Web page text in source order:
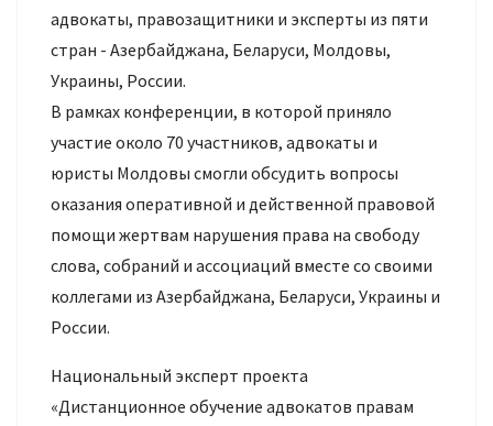
адвокаты, правозащитники и эксперты из пяти
стран - Азербайджана, Беларуси, Молдовы,
Украины, России.
В рамках конференции, в которой приняло
участие около 70 участников, адвокаты и
юристы Молдовы смогли обсудить вопросы
оказания оперативной и действенной правовой
помощи жертвам нарушения права на свободу
слова, собраний и ассоциаций вместе со своими
коллегами из Азербайджана, Беларуси, Украины и
России.
Национальный эксперт проекта
«Дистанционное обучение адвокатов правам